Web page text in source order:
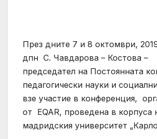
През дните 7 и 8 октомври,
дпн С. Чавдарова – Костова –
председател на Постоянната
педагогически науки и
взе участие в конференция,
от EQAR, проведена в корпуса
мадридския университет